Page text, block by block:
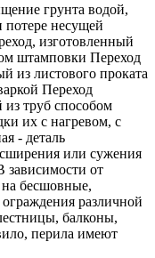
грунта водой,
несущей
изготовленный
штамповки Переход
из листового проката
Переход
из труб способом
их с нагревом, с
- деталь
или сужения
зависимости от
на бесшовные,
различной
балконы,
перила имеют